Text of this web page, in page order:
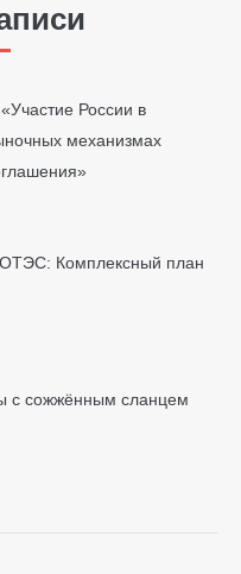
России в
механизмах
Комплексный план
с сожжённым сланцем